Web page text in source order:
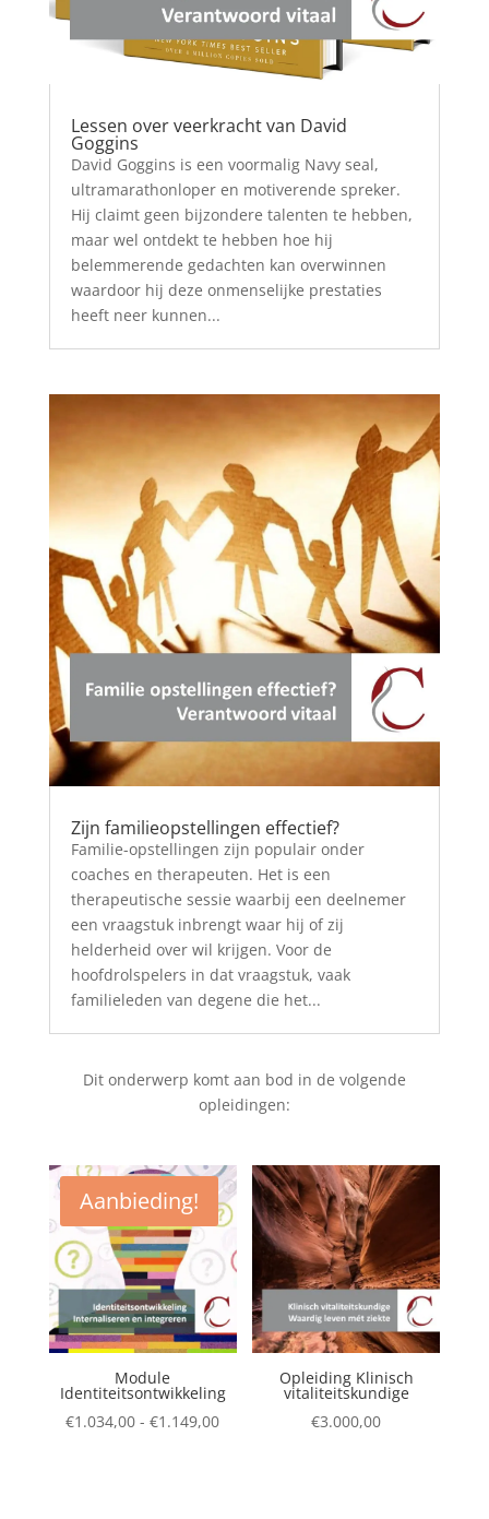
Lessen over veerkracht van David
Goggins
David Goggins is een voormalig Navy seal,
ultramarathonloper en motiverende spreker.
Hij claimt geen bijzondere talenten te hebben,
maar wel ontdekt te hebben hoe hij
belemmerende gedachten kan overwinnen
waardoor hij deze onmenselijke prestaties
heeft neer kunnen...
Zijn familieopstellingen effectief?
Familie-opstellingen zijn populair onder
coaches en therapeuten. Het is een
therapeutische sessie waarbij een deelnemer
een vraagstuk inbrengt waar hij of zij
helderheid over wil krijgen. Voor de
hoofdrolspelers in dat vraagstuk, vaak
familieleden van degene die het...
Dit onderwerp komt aan bod in de volgende
opleidingen:
Aanbieding!
Module
Identiteitsontwikkeling
€1.034,00 - €1.149,00Prijsklasse:
Opleiding Klinisch
vitaliteitskundige
€3.000,00